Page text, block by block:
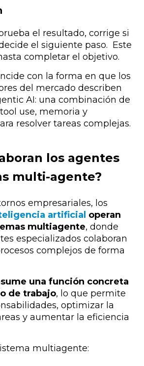
el resultado, corrige si
el siguiente paso. Este
completar el objetivo.
con la forma en que los
del mercado describen
AI: una combinación de
use, memoria y
resolver tareas complejas.
los agentes
multi-agente?
empresariales, los
artificial operan
multiagente, donde
especializados colaboran
complejos de forma
una función concreta
de trabajo, lo que permite
optimizar la
y aumentar la eficiencia
multiagente: